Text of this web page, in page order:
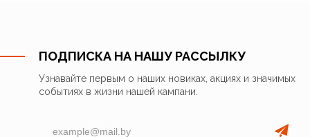
ПОДПИСКА НА НАШУ РАССЫЛКУ
Узнавайте первым о наших новиках, акциях и значимых
событиях в жизни нашей кампани.